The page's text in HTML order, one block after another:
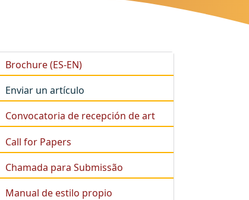
Brochure (ES-EN)
Enviar un artículo
Convocatoria de recepción de art
Call for Papers
Chamada para Submissão
Manual de estilo propio